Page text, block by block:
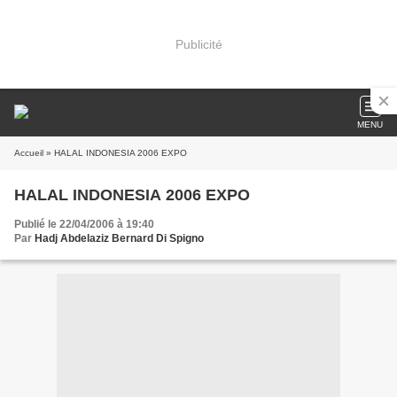
Publicité
MENU
Accueil » HALAL INDONESIA 2006 EXPO
HALAL INDONESIA 2006 EXPO
Publié le 22/04/2006 à 19:40
Par Hadj Abdelaziz Bernard Di Spigno